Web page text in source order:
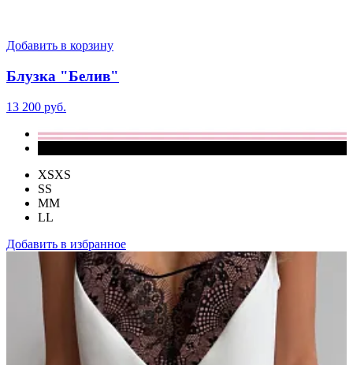
Добавить в корзину
Блузка "Белив"
13 200 руб.
XSXS
SS
MM
LL
Добавить в избранное